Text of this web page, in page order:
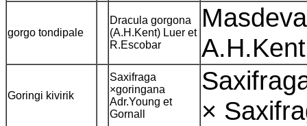
gorgo tondipale
Dracula gorgona
(A.H.Kent) Luer et
R.Escobar
Goringi kivirik
Saxifraga
×goringana
Adr.Young et
Gornall
×